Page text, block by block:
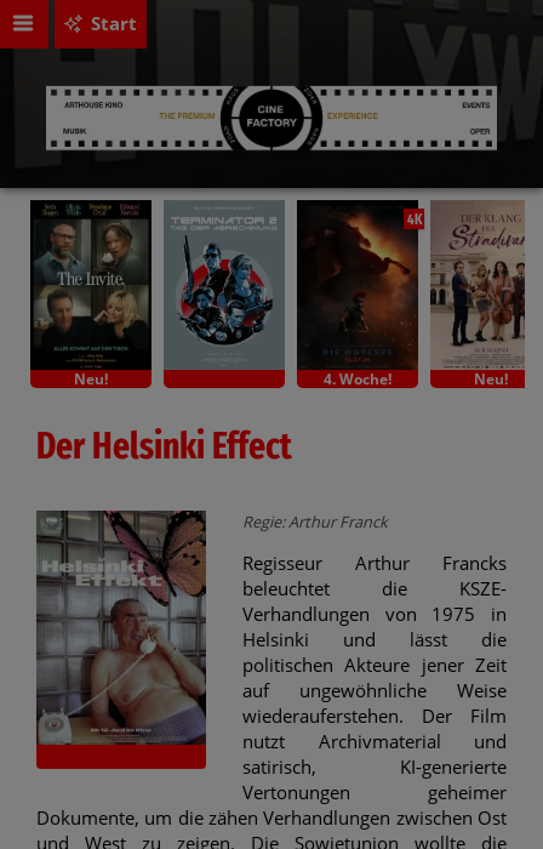
Start
Neu!
4K
4. Woche! Neu!
Der Helsinki Effect
Regie: Arthur Franck
Regisseur Arthur Francks
beleuchtet die KSZE-
Verhandlungen von 1975 in
Helsinki und lässt die
politischen Akteure jener Zeit
auf ungewöhnliche Weise
wiederauferstehen. Der Film
nutzt Archivmaterial und
satirisch, KI-generierte
Vertonungen geheimer
Dokumente, um die zähen Verhandlungen zwischen Ost
und West zu zeigen. Die Sowjetunion wollte die